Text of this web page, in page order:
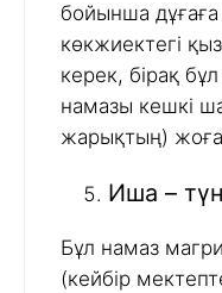
бойынша дұғаға
көкжиектегі
керек, бірақ
намазы кешкі
жарықтың)
Иша –
Бұл намаз
(кейбір